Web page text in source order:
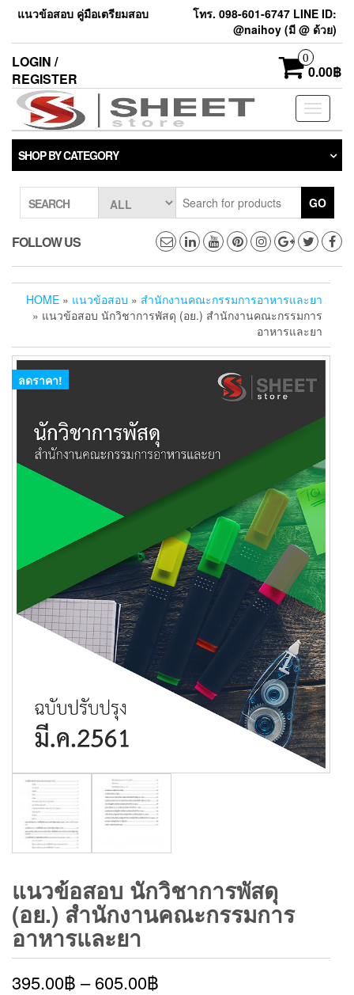
แนวข้อสอบ คู่มือเตรียมสอบ
โทร. 098-601-6747 LINE ID:
@naihoy (มี @ ด้วย)
LOGIN /
REGISTER
0
0.00฿
Toggle
SHOP BY CATEGORY
SEARCH GO
FOLLOW US
HOME » แนวข้อสอบ » สำนักงานคณะกรรมการอาหารและยา
» แนวข้อสอบ นักวิชาการพัสดุ (อย.) สำนักงานคณะกรรมการ
อาหารและยา
ลดราคา!
แนวข้อสอบ นักวิชาการพัสดุ
(อย.) สำนักงานคณะกรรมการ
อาหารและยา
395.00฿ –605.00฿